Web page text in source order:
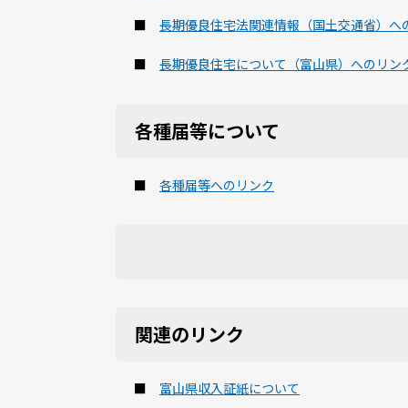
■ 長期優良住宅法関連情報（国土交通省）へ
■ 長期優良住宅について（富山県）へのリン
各種届等について
■ 各種届等へのリンク
関連のリンク
■ 富山県収入証紙について